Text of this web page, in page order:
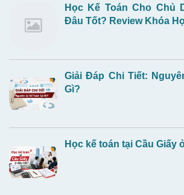
Học Kế Toán Cho Chủ
Đâu Tốt? Review Khóa
Giải Đáp Chi Tiết:
Gì?
Học kế toán tại Cầu Giấy